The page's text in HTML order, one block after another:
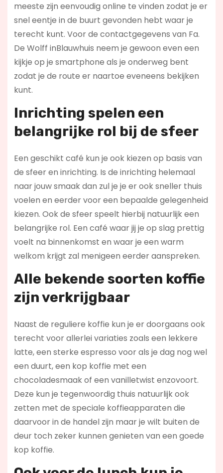
meeste zijn eenvoudig online te vinden zodat je er
snel eentje in de buurt gevonden hebt waar je
terecht kunt. Voor de contactgegevens van Fa.
De Wolff inBlauwhuis neem je gewoon even een
kijkje op je smartphone als je onderweg bent
zodat je de route er naartoe eveneens bekijken
kunt.
Inrichting spelen een
belangrijke rol bij de sfeer
Een geschikt café kun je ook kiezen op basis van
de sfeer en inrichting. Is de inrichting helemaal
naar jouw smaak dan zul je je er ook sneller thuis
voelen en eerder voor een bepaalde gelegenheid
kiezen. Ook de sfeer speelt hierbij natuurlijk een
belangrijke rol. Een café waar jij je op slag prettig
voelt na binnenkomst en waar je een warm
welkom krijgt zal menigeen eerder aanspreken.
Alle bekende soorten koffie
zijn verkrijgbaar
Naast de reguliere koffie kun je er doorgaans ook
terecht voor allerlei variaties zoals een lekkere
latte, een sterke espresso voor als je dag nog wel
een duurt, een kop koffie met een
chocoladesmaak of een vanilletwist enzovoort.
Deze kun je tegenwoordig thuis natuurlijk ook
zetten met de speciale koffieapparaten die
daarvoor in de handel zijn maar je wilt buiten de
deur toch zeker kunnen genieten van een goede
kop koffie.